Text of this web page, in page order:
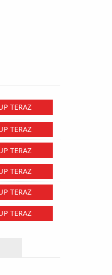
TERAZ
TERAZ
TERAZ
TERAZ
TERAZ
TERAZ